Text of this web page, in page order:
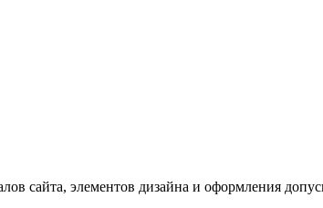
сайта, элементов дизайна и оформления